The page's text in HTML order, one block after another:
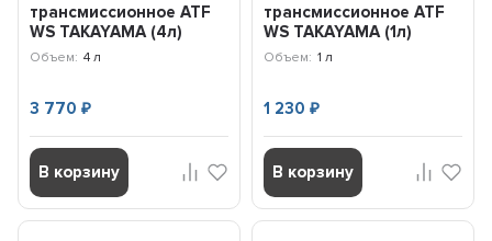
трансмиссионное ATF
WS TAKAYAMA (4л)
100757
Объем: 4 л
3 770₽
В корзину
трансмиссионное ATF
WS TAKAYAMA (1л)
101423
Объем: 1 л
1 230 ₽
В корзину